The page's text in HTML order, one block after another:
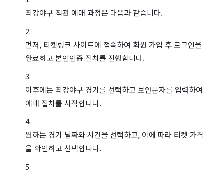
최강야구 직관 예매 과정은 다음과 같습니다.
먼저, 티켓링크 사이트에 접속하여 회원 가입 후 로그인을
완료하고 본인인증 절차를 진행합니다.
이후에는 최강야구 경기를 선택하고 보안문자를 입력하여
예매 절차를 시작합니다.
원하는 경기 날짜와 시간을 선택하고, 이에 따라 티켓 가격
을 확인하고 선택합니다.